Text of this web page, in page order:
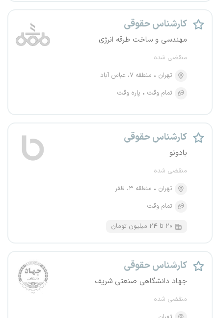
کارشناس حقوقی
مهندسی و ساخت طرقه انرژی
منقضی شده
تهران
منطقه ۷، عباس آباد
تمام وقت
پاره وقت
کارشناس حقوقی
بادونو
منقضی شده
تهران
منطقه ۳، ظفر
تمام وقت
۲۰ تا ۲۴ میلیون تومان
کارشناس حقوقی
جهاد دانشگاهی صنعتی شریف
منقضی شده